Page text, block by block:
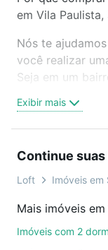
em Vila Paulista,
Nós te
você realizar
Seja em um
oferta ideal de
Vila Paulista,
videochamada,
ainda conta
de imóveis.
Exibir mais
Continue suas
Loft Imóveis em
Mais imóveis
Imóveis com 2